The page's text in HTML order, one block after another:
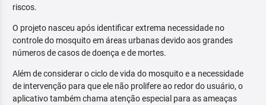
riscos.
O projeto nasceu após identificar extrema necessidade no
controle do mosquito em áreas urbanas devido aos grandes
números de casos de doença e de mortes.
Além de considerar o ciclo de vida do mosquito e a necessidade
de intervenção para que ele não prolifere ao redor do usuário, o
aplicativo também chama atenção especial para as ameaças